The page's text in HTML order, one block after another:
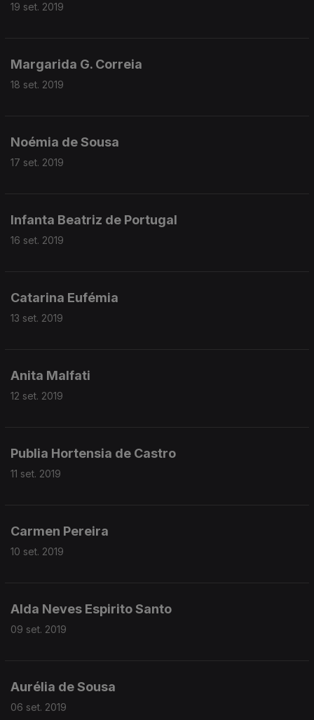
19 set. 2019
Margarida G. Correia
18 set. 2019
Noémia de Sousa
17 set. 2019
Infanta Beatriz de Portugal
16 set. 2019
Catarina Eufémia
13 set. 2019
Anita Malfati
12 set. 2019
Publia Hortensia de Castro
11 set. 2019
Carmen Pereira
10 set. 2019
Alda Neves Espirito Santo
09 set. 2019
Aurélia de Sousa
06 set. 2019